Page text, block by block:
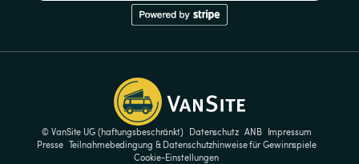
© VanSite UG (haftungsbeschränkt) Datenschutz ANB
Impressum
Presse Teilnahmebedingung & Datenschutzhinweise für Gewinnspiele
Cookie-Einstellungen